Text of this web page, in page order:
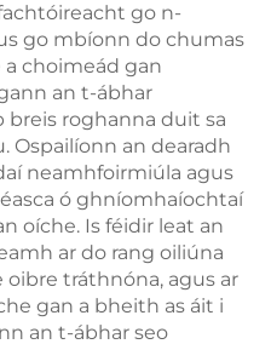
go n-
go mbíonn do chumas
choimeád gan
an t-ábhar
breis roghanna duit sa
Ospailíonn an dearadh
neamhfoirmiúla agus
ó ghníomhaíochtaí
oíche. Is féidir leat an
ar do rang oiliúna
tráthnóna, agus ar
gan a bheith as áit i
an t-ábhar seo